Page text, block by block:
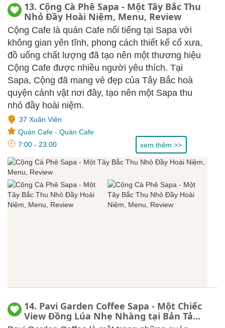
13. Cộng Cà Phê Sapa - Một Tây Bắc Thu
Nhỏ Đầy Hoài Niệm, Menu, Review
Cộng Cafe là quán Cafe nổi tiếng tại Sapa với
không gian yên tĩnh, phong cách thiết kế cổ xưa,
đồ uống chất lượng đã tạo nên một thương hiệu
Cộng Cafe được nhiều người yêu thích. Tại
Sapa, Cộng đã mang vẻ đẹp của Tây Bắc hoà
quyện cảnh vật nơi đây, tạo nên một Sapa thu
nhỏ đầy hoài niệm.
37 Xuân Viên
Quán Cafe - Quán Cafe
7:00 - 23:00
xem thêm >>
14. Pavi Garden Coffee Sapa - Một Chiếc
View Đồng Lúa Nhẹ Nhàng tại Bản Tả